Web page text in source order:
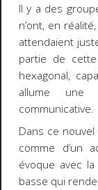
Il y a des
n’ont, en
attendaient
partie de
hexagonal,
allume une
communicative.
Dans ce
comme d’un
évoque avec
basse qui